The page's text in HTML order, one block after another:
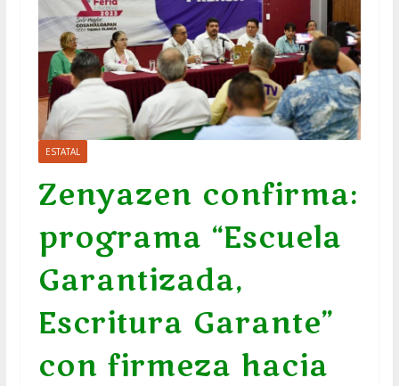
ESTATAL
Zenyazen confirma:
programa “Escuela
Garantizada,
Escritura Garante”
con firmeza hacia